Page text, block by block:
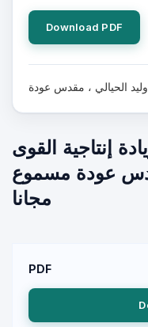
Download PDF
الحيالي ، مقدس عودة
إنتاجية القوى
عودة مسموع
مجانا
PDF